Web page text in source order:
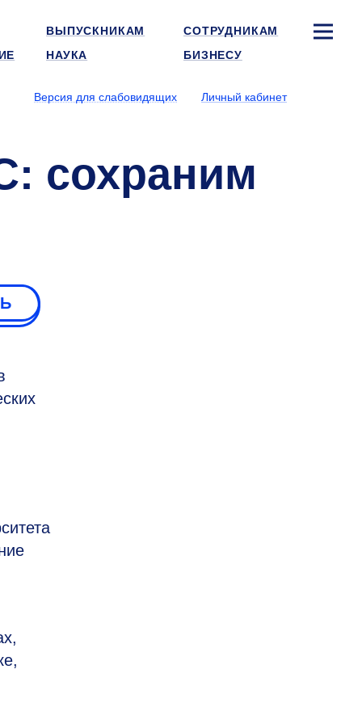
ВЫПУСКНИКАМ
СОТРУДНИКАМ
НАУКА БИЗНЕСУ
Версия для слабовидящих
Личный кабинет
сохраним